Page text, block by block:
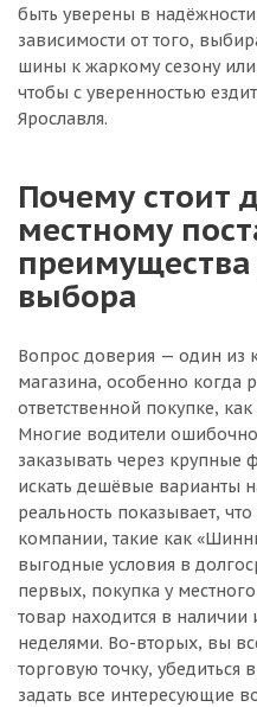
быть уверены в
зависимости от того,
шины к жаркому сезону
чтобы с уверенностью
Ярославля.
Почему стоит
местному
преимущества
выбора
Вопрос доверия — один из
магазина, особенно когда
ответственной покупке,
Многие водители
заказывать через
искать дешёвые варианты
реальность показывает,
компании, такие как
выгодные условия в
первых, покупка у
товар находится в наличии
неделями. Во-вторых, вы
торговую точку, убедиться
задать все интересующие